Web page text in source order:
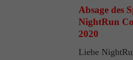
Absage des
NightRun
2020
Liebe